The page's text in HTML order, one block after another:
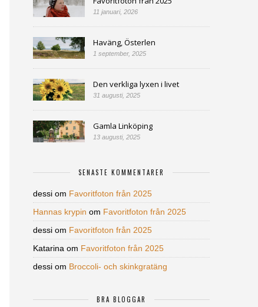
11 januari, 2026
Haväng, Österlen
1 september, 2025
Den verkliga lyxen i livet
31 augusti, 2025
Gamla Linköping
13 augusti, 2025
SENASTE KOMMENTARER
dessi om Favoritfoton från 2025
Hannas krypin om Favoritfoton från 2025
dessi om Favoritfoton från 2025
Katarina om Favoritfoton från 2025
dessi om Broccoli- och skinkgratäng
BRA BLOGGAR